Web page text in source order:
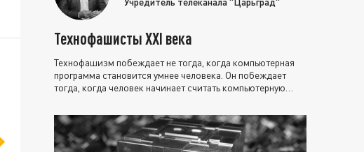
Технофашисты XXI века
Технофашизм побеждает не тогда, когда компьютерная
программа становится умнее человека. Он побеждает
тогда, когда человек начинает считать компьютерную